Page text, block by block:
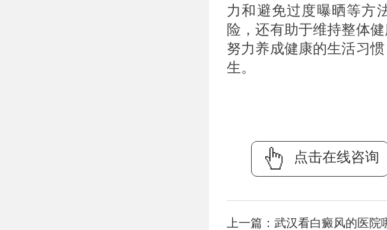
力和避免过度曝晒等方
险，还有助于维持整体
努力养成健康的生活习
生。
点击在线咨询
上一篇： 武汉看白癜风的医院